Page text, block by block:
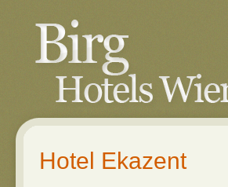
Hotel Ekazent